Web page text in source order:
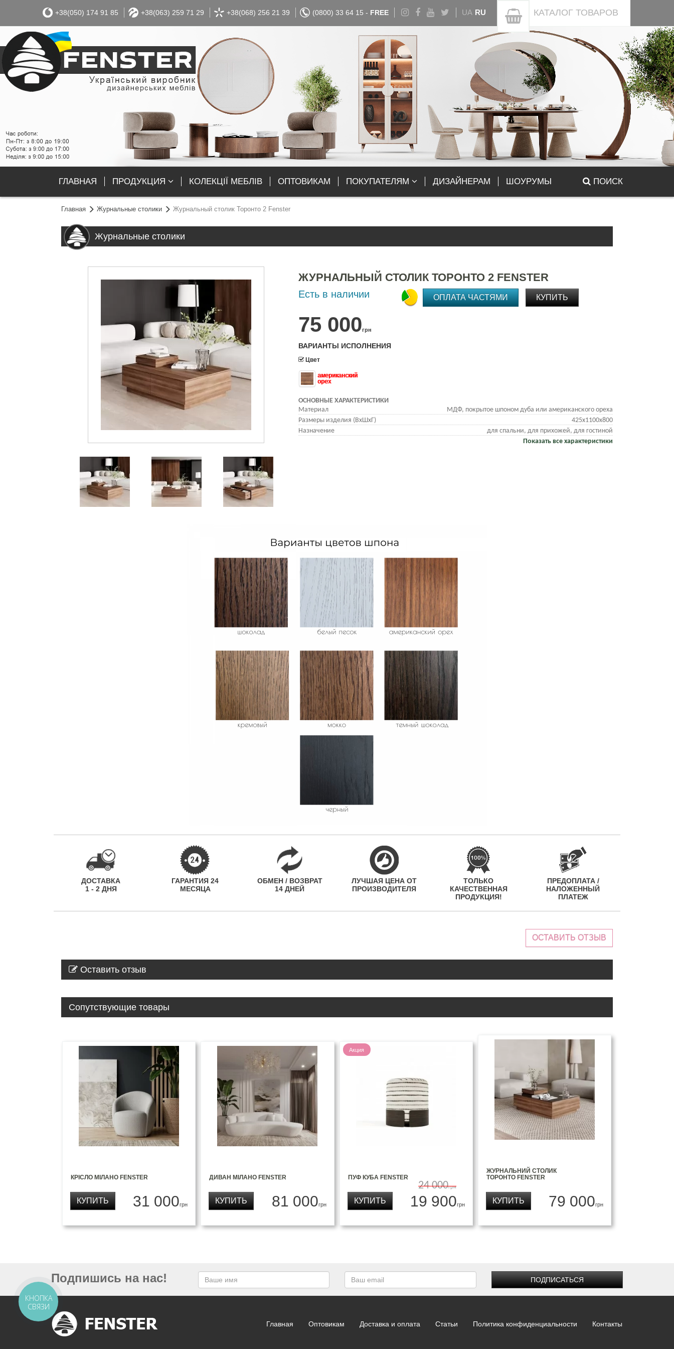
+38(050) 174 91 85 +38(063) 259 71 29 +38(068) 256 21 39 (0800) 33 64 15 - FREE UA RU КАТАЛОГ ТОВАРОВ
ГЛАВНАЯ ПРОДУКЦИЯ КОЛЕКЦІЇ МЕБЛІВ ОПТОВИКАМ ПОКУПАТЕЛЯМ ДИЗАЙНЕРАМ ШОУРУМЫ ПОИСК
Главная Журнальные столики Журнальный столик Торонто 2 Fenster
Журнальные столики
ЖУРНАЛЬНЫЙ СТОЛИК ТОРОНТО 2 FENSTER
Есть в наличии
75 000грн
ОПЛАТА ЧАСТЯМИ КУПИТЬ
ВАРИАНТЫ ИСПОЛНЕНИЯ
Цвет
американский
орех
ОСНОВНЫЕ ХАРАКТЕРИСТИКИ
Материал
МДФ, покрытое шпоном дуба или американского ореха
Размеры изделия (ВхШхГ)
425х1100х800
Назначение
для спальни, для прихожей, для гостиной
Показать все характеристики
ДОСТАВКА
1 - 2 ДНЯ
ГАРАНТИЯ 24
МЕСЯЦА
ОБМЕН / ВОЗВРАТ
14 ДНЕЙ
ЛУЧШАЯ ЦЕНА ОТ
ПРОИЗВОДИТЕЛЯ
ТОЛЬКО
КАЧЕСТВЕННАЯ
ПРОДУКЦИЯ!
ПРЕДОПЛАТА /
НАЛОЖЕННЫЙ
ПЛАТЕЖ
ОСТАВИТЬ ОТЗЫВ
Оставить отзыв
Сопутствующие товары
КРІСЛО МІЛАНО FENSTER
31 000грн
КУПИТЬ
ДИВАН МІЛАНО FENSTER
81 000грн
КУПИТЬ
Акция
ПУФ КУБА FENSTER
24 000грн
19 900грн
КУПИТЬ
ЖУРНАЛЬНИЙ СТОЛИК
ТОРОНТО FENSTER
79 000грн
КУПИТЬ
Подпишись на нас! ПОДПИСАТЬСЯ
Главная Оптовикам Доставка и оплата Статьи Политика конфиденциальности Контакты
КНОПКА
СВЯЗИ